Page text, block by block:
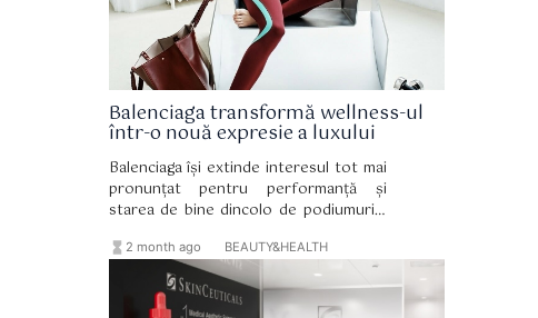
Balenciaga transformă wellness-ul
într-o nouă expresie a luxului
Balenciaga își extinde interesul tot mai
pronunțat pentru performanță și
starea de bine dincolo de podiumurile
care poziționează wellness-ul în centrul
universului luxury.
hourglass_full 2 month ago BEAUTY&HEALTH